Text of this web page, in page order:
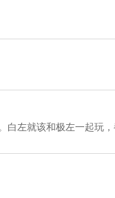
白左就该和极左一起玩